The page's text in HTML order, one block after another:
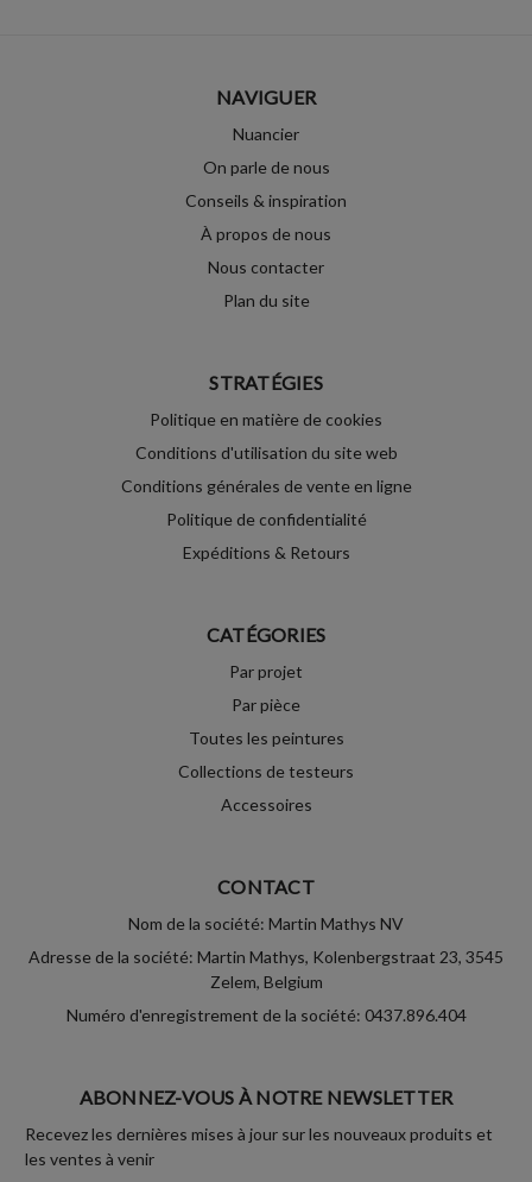
NAVIGUER
Nuancier
On parle de nous
Conseils & inspiration
À propos de nous
Nous contacter
Plan du site
STRATÉGIES
Politique en matière de cookies
Conditions d'utilisation du site web
Conditions générales de vente en ligne
Politique de confidentialité
Expéditions & Retours
CATÉGORIES
Par projet
Par pièce
Toutes les peintures
Collections de testeurs
Accessoires
CONTACT
Nom de la société: Martin Mathys NV
Adresse de la société: Martin Mathys, Kolenbergstraat 23, 3545
Zelem, Belgium
Numéro d'enregistrement de la société: 0437.896.404
ABONNEZ-VOUS À NOTRE NEWSLETTER
Recevez les dernières mises à jour sur les nouveaux produits et
les ventes à venir